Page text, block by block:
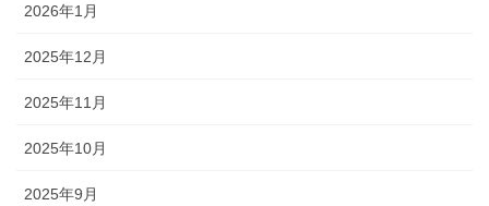
2026年1月
2025年12月
2025年11月
2025年10月
2025年9月